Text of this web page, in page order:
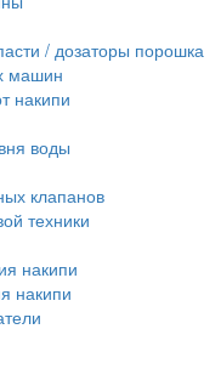
/ дозаторы порошка
машин
накипи
воды
клапанов
техники
накипи
накипи